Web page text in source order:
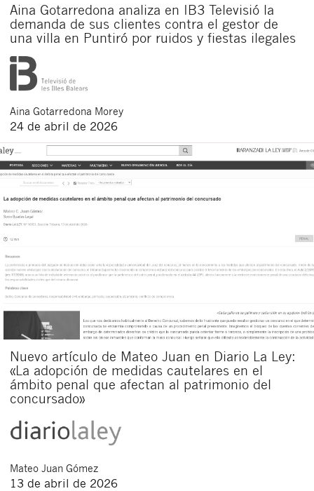
Aina Gotarredona analiza en IB3 Televisió la
demanda de sus clientes contra el gestor de
una villa en Puntiró por ruidos y fiestas ilegales
Aina Gotarredona Morey
24 de abril de 2026
Nuevo artículo de Mateo Juan en Diario La Ley:
«La adopción de medidas cautelares en el
ámbito penal que afectan al patrimonio del
concursado»
Mateo Juan Gómez
13 de abril de 2026